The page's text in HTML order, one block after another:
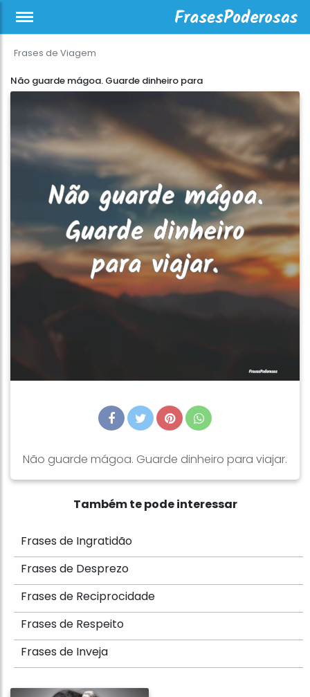
Frases de Viagem
Não guarde mágoa. Guarde dinheiro para
Não guarde mágoa. Guarde dinheiro para viajar.
Também te pode interessar
Frases de Ingratidão
Frases de Desprezo
Frases de Reciprocidade
Frases de Respeito
Frases de Inveja